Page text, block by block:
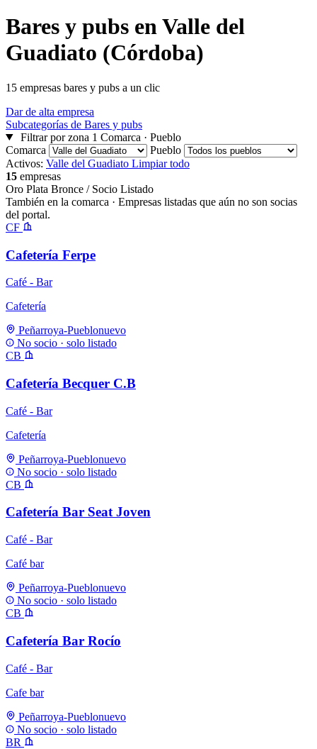
Bares y pubs en Valle del
Guadiato (Córdoba)
15 empresas bares y pubs a un clic
Dar de alta empresa
Subcategorías de Bares y pubs
Filtrar por zona 1 Comarca · Pueblo
Comarca
Pueblo
Activos: Valle del Guadiato Limpiar todo
15 empresas
Oro Plata Bronce / Socio Listado
También en la comarca · Empresas listadas que aún no son socias
del portal.
CF
Cafetería Ferpe
Café - Bar
Cafetería
Peñarroya-Pueblonuevo
No socio · solo listado
CB
Cafetería Becquer C.B
Café - Bar
Cafetería
Peñarroya-Pueblonuevo
No socio · solo listado
CB
Cafetería Bar Seat Joven
Café - Bar
Café bar
Peñarroya-Pueblonuevo
No socio · solo listado
CB
Cafetería Bar Rocío
Café - Bar
Cafe bar
Peñarroya-Pueblonuevo
No socio · solo listado
BR